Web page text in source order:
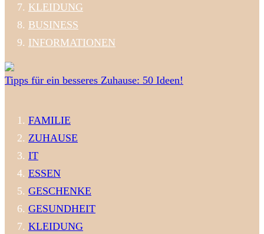
KLEIDUNG
BUSINESS
INFORMATIONEN
Tipps für ein besseres Zuhause: 50 Ideen!
FAMILIE
ZUHAUSE
IT
ESSEN
GESCHENKE
GESUNDHEIT
KLEIDUNG